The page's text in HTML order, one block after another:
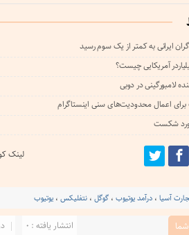
ایرانی به کمتر از یک سوم رسید
آمریکایی چیست؟
لامبورگینی در دوبی
برای اعمال محدودیت‌های سنی اینستاگرام
شکست
لینک
آسیا ،درآمد یوتیوب ،گوگل ،نتفلیکس ،یوتیوب
انتشار یافته : 0